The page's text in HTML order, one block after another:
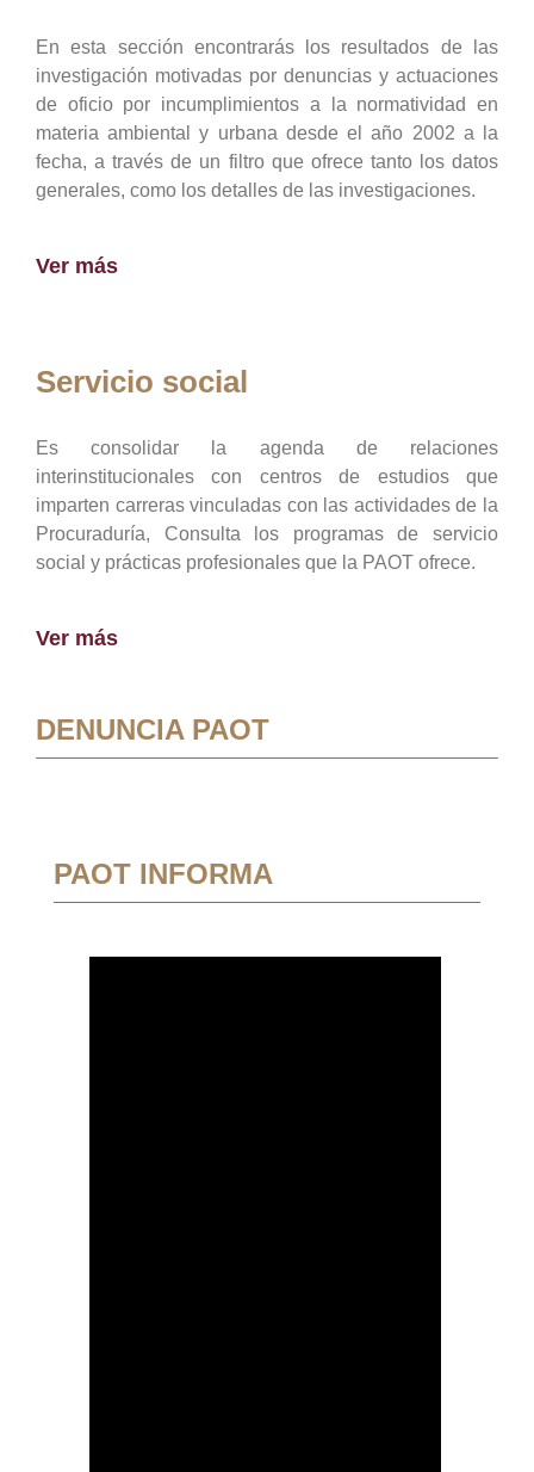
En esta sección encontrarás los resultados de las
investigación motivadas por denuncias y actuaciones
de oficio por incumplimientos a la normatividad en
materia ambiental y urbana desde el año 2002 a la
fecha, a través de un filtro que ofrece tanto los datos
generales, como los detalles de las investigaciones.
Ver más
Servicio social
Es consolidar la agenda de relaciones
interinstitucionales con centros de estudios que
imparten carreras vinculadas con las actividades de la
Procuraduría, Consulta los programas de servicio
social y prácticas profesionales que la PAOT ofrece.
Ver más
DENUNCIA PAOT
PAOT INFORMA